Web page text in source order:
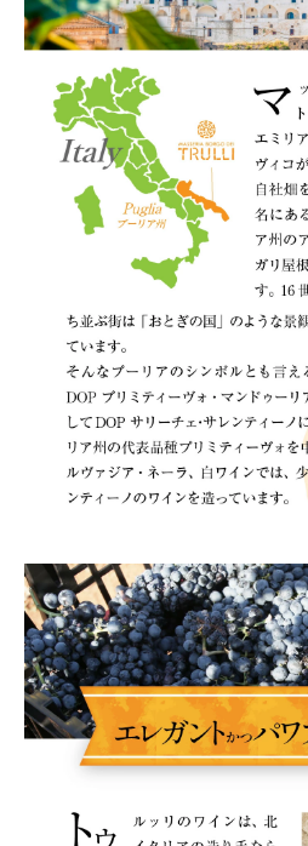
ワイン以外の商品との同梱はできかね
セットに含まれるワインがなくなり次
可能性があります。
(必
須)
ギフト商品となりますので、他のワイ
(必
お支払方法に「auかんたん決済・楽天
(必
須)
注文終了後の変更・キャンセルはお受
領収書・納品書等は一切同封しており
から印刷してご利用ください。
カートに